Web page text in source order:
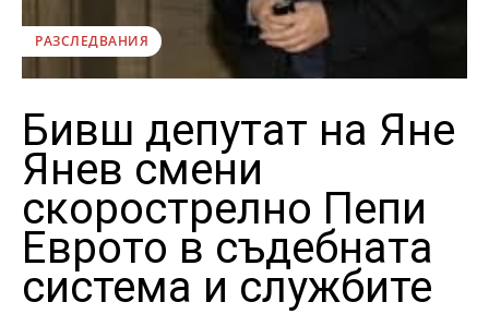
РАЗСЛЕДВАНИЯ
Бивш депутат на Яне
Янев смени
скорострелно Пепи
Еврото в съдебната
система и службите